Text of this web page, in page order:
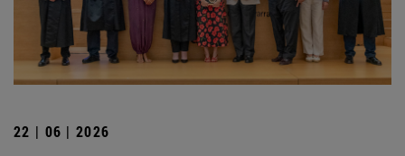
22 | 06 | 2026